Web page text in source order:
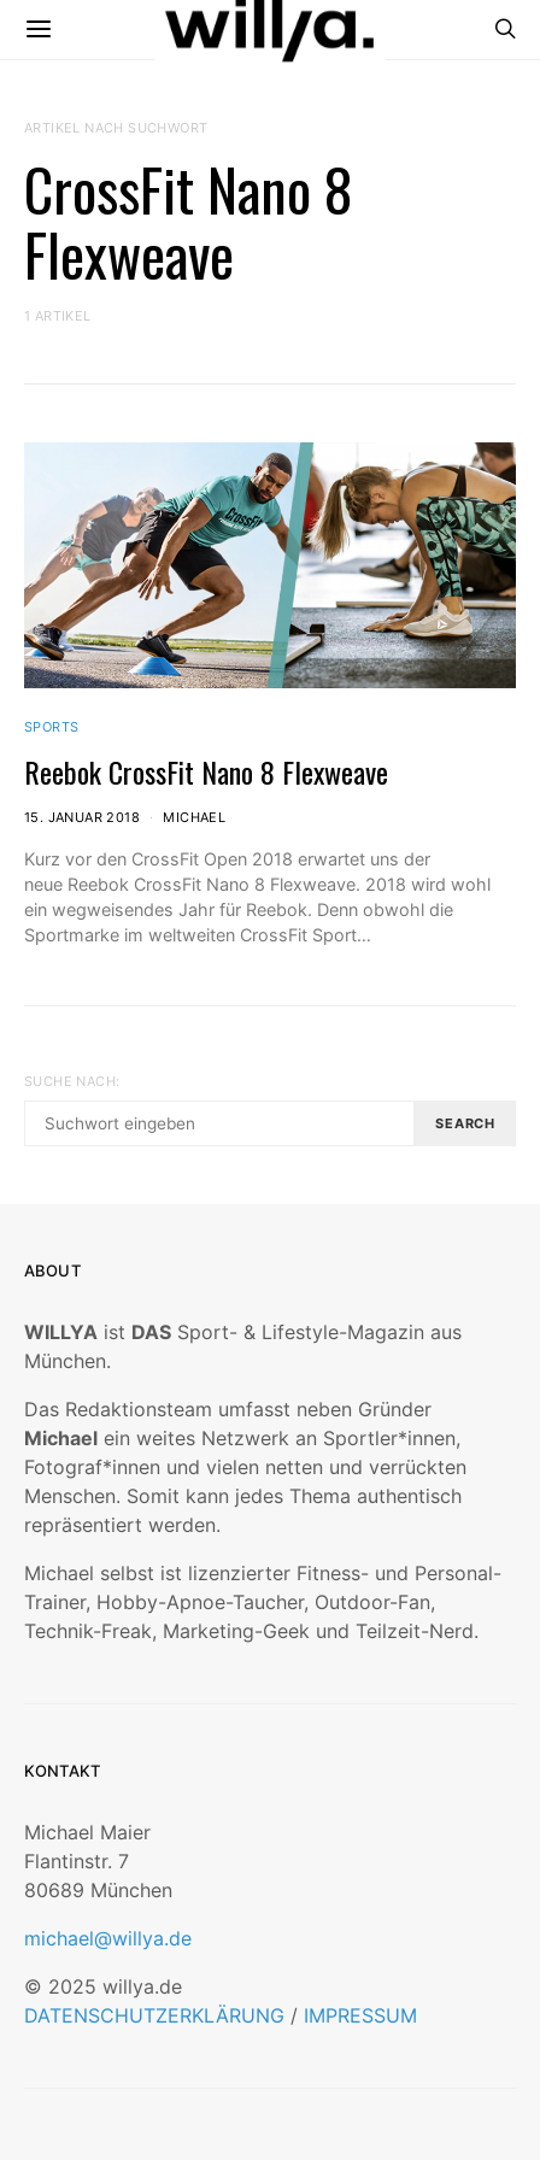
ARTIKEL NACH SUCHWORT
CrossFit Nano 8
Flexweave
1 ARTIKEL
SPORTS
Reebok CrossFit Nano 8 Flexweave
15. JANUAR 2018 MICHAEL
Kurz vor den CrossFit Open 2018 erwartet uns der
neue Reebok CrossFit Nano 8 Flexweave. 2018 wird wohl
ein wegweisendes Jahr für Reebok. Denn obwohl die
Sportmarke im weltweiten CrossFit Sport…
SUCHE NACH:
SEARCH
ABOUT
WILLYA ist DAS Sport- & Lifestyle-Magazin aus
München.
Das Redaktionsteam umfasst neben Gründer
Michael ein weites Netzwerk an Sportler*innen,
Fotograf*innen und vielen netten und verrückten
Menschen. Somit kann jedes Thema authentisch
repräsentiert werden.
Michael selbst ist lizenzierter Fitness- und Personal-
Trainer, Hobby-Apnoe-Taucher, Outdoor-Fan,
Technik-Freak, Marketing-Geek und Teilzeit-Nerd.
KONTAKT
Michael Maier
Flantinstr. 7
80689 München
michael@willya.de
© 2025 willya.de
DATENSCHUTZERKLÄRUNG / IMPRESSUM